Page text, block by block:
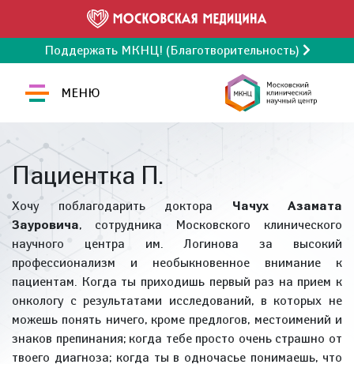
Поддержать МКНЦ! (Благотворительность)
МЕНЮ
Пациентка П.
Хочу поблагодарить доктора Чачух Азамата
Зауровича, сотрудника Московского клинического
научного центра им. Логинова за высокий
профессионализм и необыкновенное внимание к
пациентам. Когда ты приходишь первый раз на прием к
онкологу с результатами исследований, в которых не
можешь понять ничего, кроме предлогов, местоимений и
знаков препинания; когда тебе просто очень страшно от
твоего диагноза; когда ты в одночасье понимаешь, что